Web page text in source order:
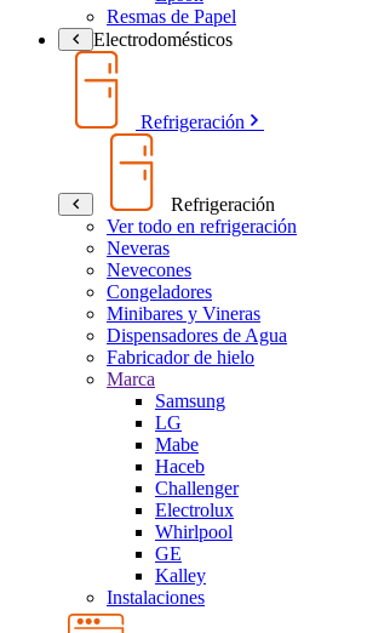
Resmas de Papel
Electrodomésticos
Refrigeración
Refrigeración
Ver todo en refrigeración
Neveras
Nevecones
Congeladores
Minibares y Vineras
Dispensadores de Agua
Fabricador de hielo
Marca
Samsung
LG
Mabe
Haceb
Challenger
Electrolux
Whirlpool
GE
Kalley
Instalaciones